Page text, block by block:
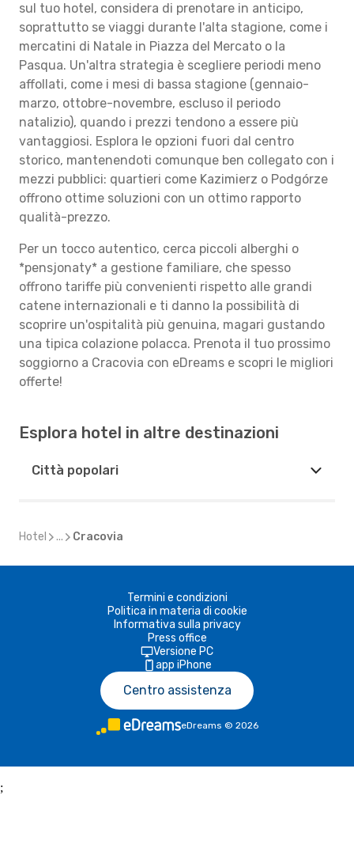
sul tuo hotel, considera di prenotare in anticipo,
soprattutto se viaggi durante l'alta stagione, come i
mercatini di Natale in Piazza del Mercato o la
Pasqua. Un'altra strategia è scegliere periodi meno
affollati, come i mesi di bassa stagione (gennaio-
marzo, ottobre-novembre, escluso il periodo
natalizio), quando i prezzi tendono a essere più
vantaggiosi. Esplora le opzioni fuori dal centro
storico, mantenendoti comunque ben collegato con i
mezzi pubblici: quartieri come Kazimierz o Podgórze
offrono ottime soluzioni con un ottimo rapporto
qualità-prezzo.
Per un tocco autentico, cerca piccoli alberghi o
*pensjonaty* a gestione familiare, che spesso
offrono tariffe più convenienti rispetto alle grandi
catene internazionali e ti danno la possibilità di
scoprire un'ospitalità più genuina, magari gustando
una tipica colazione polacca. Prenota il tuo prossimo
soggiorno a Cracovia con eDreams e scopri le migliori
offerte!
Esplora hotel in altre destinazioni
Città popolari
Hotel ... Cracovia
Termini e condizioni
Politica in materia di cookie
Informativa sulla privacy
Press office
Versione PC
app iPhone
Centro assistenza
eDreams © 2026
;